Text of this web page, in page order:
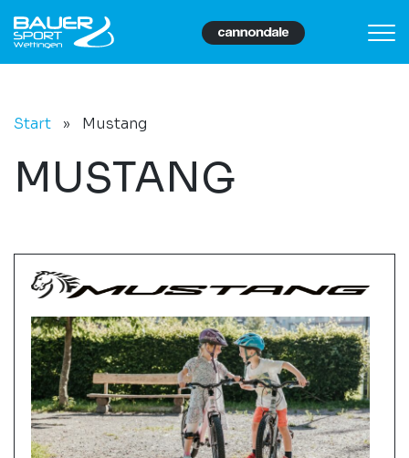
Start » Mustang
MUSTANG